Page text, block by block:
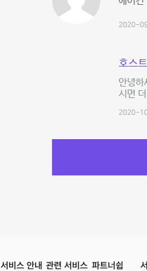
2020-
호스
안녕하
시면
2020-
서비스 안내 관련 서비스 파트너쉽